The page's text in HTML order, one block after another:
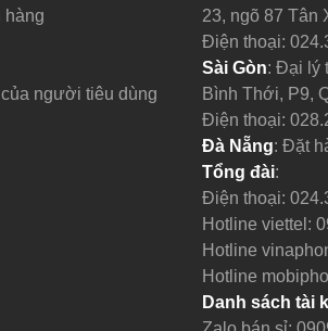
hàng
người tiêu dùng
23, ngõ 87 Tân
Điện thoại:
Sài Gòn: Đại lý
Bình Thới, P9,
Điện thoại:
Đà Nẵng: Đặt
Tổng đài:
Điện thoại:
Hotline viettel:
Hotline
Hotline
Danh sách tài